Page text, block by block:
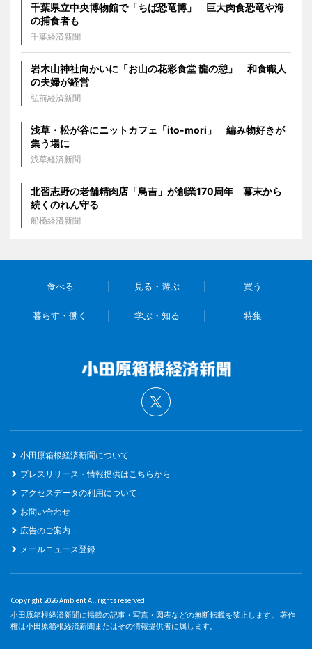
千葉県立中央博物館で「ちば恐竜博」 巨大肉食恐竜や海
の捕食者も
千葉経済新聞
岩木山神社向かいに「お山の花彩食堂 龍の憩」 和食職人
の夫婦が経営
弘前経済新聞
浅草・松が谷にニットカフェ「ito-mori」 編み物好きが
集う場に
浅草経済新聞
北習志野の老舗精肉店「鳥吉」が創業170周年 幕末から
続くのれん守る
船橋経済新聞
食べる 見る・遊ぶ 買う
暮らす・働く 学ぶ・知る 特集
小田原箱根経済新聞について
プレスリリース・情報提供はこちらから
アクセスデータの利用について
お問い合わせ
広告のご案内
メールニュース登録
Copyright 2026 Ambient All rights reserved.
小田原箱根経済新聞に掲載の記事・写真・図表などの無断転載を禁止します。 著作
権は小田原箱根経済新聞またはその情報提供者に属します。